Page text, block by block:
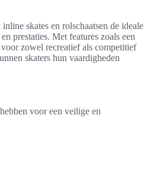
skates en rolschaatsen de ideale
prestaties. Met features zoals een
zowel recreatief als competitief
skaters hun vaardigheden
voor een veilige en